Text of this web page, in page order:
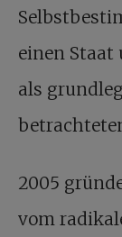
einen Staat
als
2005
vom